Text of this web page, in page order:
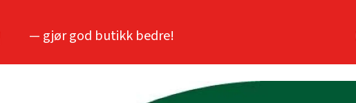
— gjør god butikk bedre!